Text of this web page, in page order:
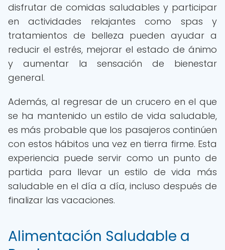
disfrutar de comidas saludables y participar
en actividades relajantes como spas y
tratamientos de belleza pueden ayudar a
reducir el estrés, mejorar el estado de ánimo
y aumentar la sensación de bienestar
general.
Además, al regresar de un crucero en el que
se ha mantenido un estilo de vida saludable,
es más probable que los pasajeros continúen
con estos hábitos una vez en tierra firme. Esta
experiencia puede servir como un punto de
partida para llevar un estilo de vida más
saludable en el día a día, incluso después de
finalizar las vacaciones.
Alimentación Saludable a